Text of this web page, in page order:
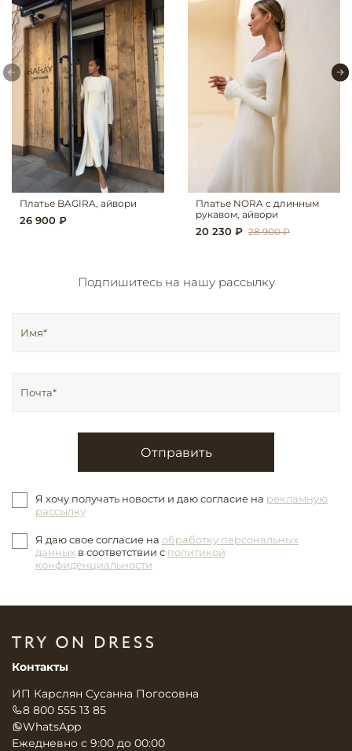
Платье BAGIRA, айвори
26 900 ₽
Платье NORA с длинным
рукавом, айвори
20 230 ₽ 28 900 ₽
Подпишитесь на нашу рассылку
Отправить
Я хочу получать новости и даю согласие на рекламную
рассылку
Я даю свое согласие на обработку персональных
данных в соответствии с политикой
конфиденциальности
Контакты
ИП Карслян Сусанна Погосовна
8 800 555 13 85
WhatsApp
Ежедневно с 9:00 до 00:00